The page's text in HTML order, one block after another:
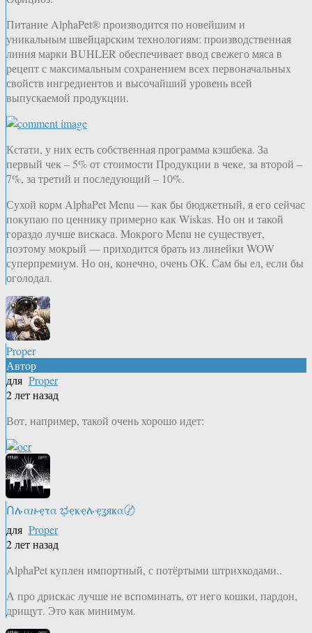
Питание AlphaPet® производится по новейшим и
уникальным швейцарским технологиям: производственная
линия марки BUHLER обеспечивает ввод свежего мяса в
рецепт с максимальным сохранением всех первоначальных
свойств ингредиентов и высочайший уровень всей
выпускаемой продукции.
Кстати, у них есть собственная программа кэшбека. За
первый чек – 5% от стоимости Продукции в чеке, за второй –
7%, за третий и последующий – 10%.
Сухой корм AlphaPet Menu — как бы бюджетный, я его сейчас
покупаю по ценнику примерно как Wiskas. Но он и такой
гораздо лучше вискаса. Мокрого Menu не существует,
поэтому мокрый — приходится брать из линейки WOW
суперпремиум. Но он, конечно, очень ОК. Сам бы ел, если бы
оголодал.
Proper
Автор
для Proper
2 лет назад
Вот, например, такой очень хорошо идет:
Ոሉαዙҿτα ಭҿҝҿሉҿʓяҝα〄
для Proper
2 лет назад
AlphaPet куплен импортный, с потёртыми штрихкодами..
А про дрискас лучше не вспоминать, от него кошки, пардон,
дрищут. Это как минимум.